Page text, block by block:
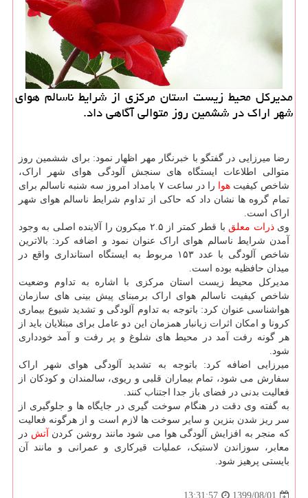
مدیركل محیط زیست استان مركزی از شرایط ناسالم هوای
شهر اراك در ششمین روز متوالی آگاهی داد.
رضا میرزایی در گفتگو با خبرنگار مهر اظهار نمود: برای ششمین روز
متوالی اطلاعات ایستگاه های سنجش آلودگی هوای شهر اراک،
شاخص کیفیتهوا
را در ساعت ۷ بامداد امروز سه شنبه ناسالم برای
تمام گروه ها نشان داد که حاکی از تداوم شرایط ناسالم هوای شهر
اراک است.
ویذرات معلق
با قطر کمتر از ۲.۵ میکرون را آلاینده اصلی به وجود
آمدن شرایط ناسالم هوای اراک عنوان نمود و اضافه کرد: بالاترین
شاخص آلودگی با عدد ۱۵۳ مربوط به ایستگاه استانداری واقع در
میدان حافظیه بوده است.
مدیرکل محیط زیست استان مرکزی ️با اشاره به تداوم وضعیت
شاخص کیفیت ناسالم هوای اراک برمبنای پیش بینی های سازمان
هواشناسی عنوان کرد: باتوجه به تداوم آلودگی و تشدید شیوع بیماری
کرونا و امکان اثرات زیانبار همزمان این دو عامل برای مبتلایان باید از
هر گونه رفت آمد در محیط های شلوغ و پر رفت و آمد خودداری
شود.
میرزایی اضافه کرد: باتوجه به تشدید آلودگی هوای شهر اراک
سفارش می شود، تمام بیماران قلبی و ریوی، سالمندان و کودکان از
فعالیت بدنی در فضای باز جدا اجتناب کنند.
به گفته وی دقت در هنگام سوخت گیری در جایگاه ها و جلوگیری از
سر ریز شدن بنزین و سایر سوخت ها لازم است و از هرگونه فعالیت
که منجر به افزایش آلودگی هوا می شود مانند روشن کردن آتش در
معابر، سوزاندن لاستیک، عملیات قیرکاری و عمرانی و مانند آن
بایستی پرهیز شود.
1399/08/01
13:31:57